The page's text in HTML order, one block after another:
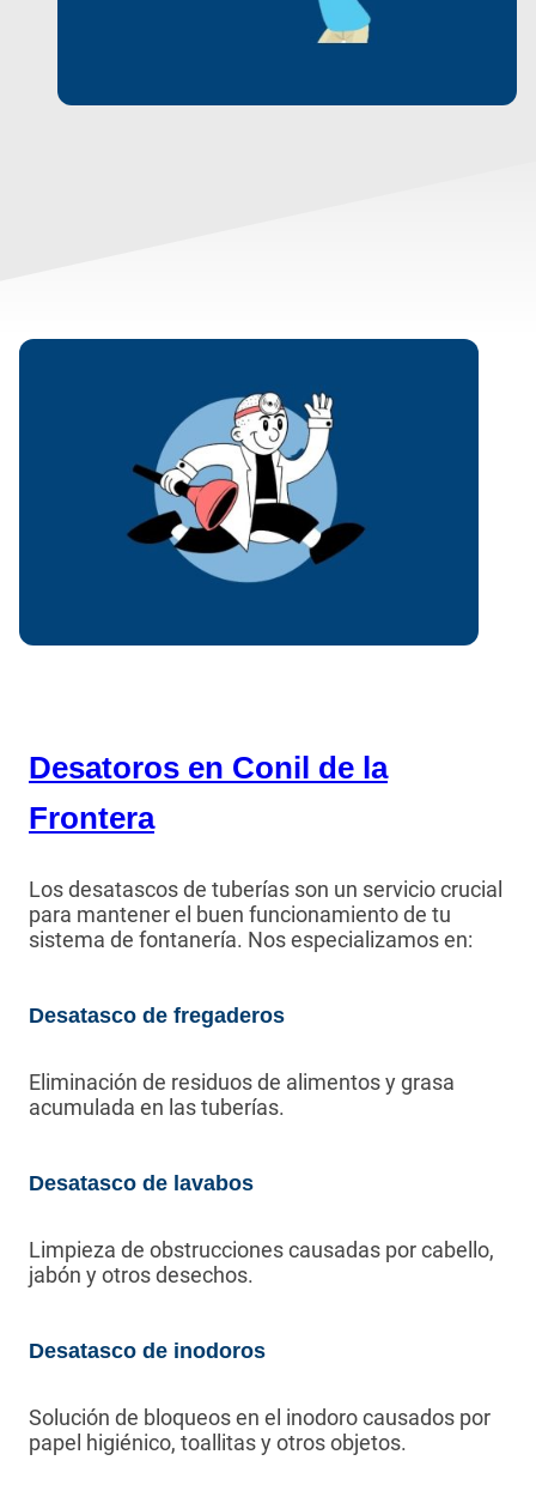
Desatoros en Conil de la
Frontera
Los desatascos de tuberías son un servicio crucial
para mantener el buen funcionamiento de tu
sistema de fontanería. Nos especializamos en:
Desatasco de fregaderos
Eliminación de residuos de alimentos y grasa
acumulada en las tuberías.
Desatasco de lavabos
Limpieza de obstrucciones causadas por cabello,
jabón y otros desechos.
Desatasco de inodoros
Solución de bloqueos en el inodoro causados por
papel higiénico, toallitas y otros objetos.